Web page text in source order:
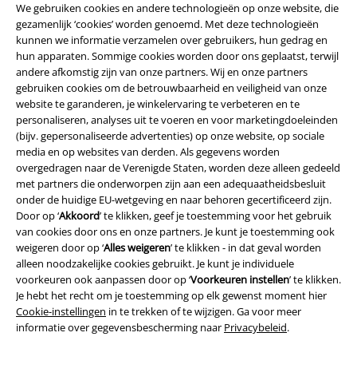
We gebruiken cookies en andere technologieën op onze website, die
gezamenlijk ‘cookies’ worden genoemd. Met deze technologieën
kunnen we informatie verzamelen over gebruikers, hun gedrag en
hun apparaten. Sommige cookies worden door ons geplaatst, terwijl
andere afkomstig zijn van onze partners. Wij en onze partners
gebruiken cookies om de betrouwbaarheid en veiligheid van onze
website te garanderen, je winkelervaring te verbeteren en te
personaliseren, analyses uit te voeren en voor marketingdoeleinden
(bijv. gepersonaliseerde advertenties) op onze website, op sociale
media en op websites van derden. Als gegevens worden
overgedragen naar de Verenigde Staten, worden deze alleen gedeeld
met partners die onderworpen zijn aan een adequaatheidsbesluit
onder de huidige EU-wetgeving en naar behoren gecertificeerd zijn.
Door op ‘Akkoord’ te klikken, geef je toestemming voor het gebruik
van cookies door ons en onze partners. Je kunt je toestemming ook
weigeren door op ‘Alles weigeren’ te klikken - in dat geval worden
alleen noodzakelijke cookies gebruikt. Je kunt je individuele
voorkeuren ook aanpassen door op ‘Voorkeuren instellen’ te klikken.
Je hebt het recht om je toestemming op elk gewenst moment hier
Cookie-instellingen in te trekken of te wijzigen. Ga voor meer
informatie over gegevensbescherming naar Privacybeleid.
A Warner Music Group Company
Beveiliging